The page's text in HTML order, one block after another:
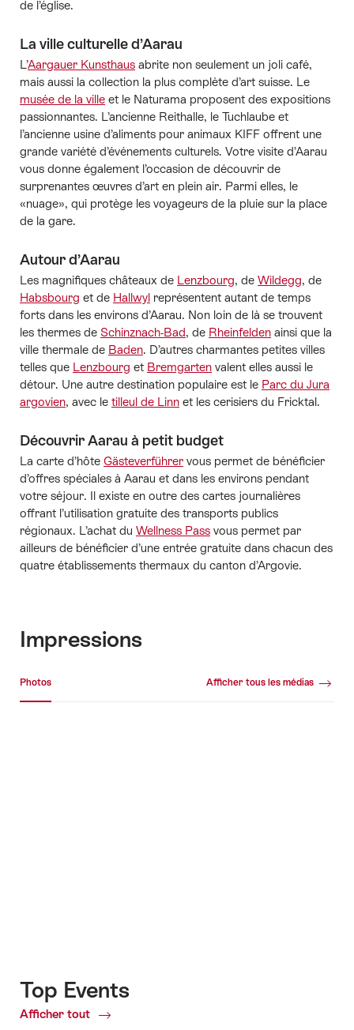
de l’église.
La ville culturelle d’Aarau
L’Aargauer Kunsthaus abrite non seulement un joli café,
mais aussi la collection la plus complète d’art suisse. Le
musée de la ville et le Naturama proposent des expositions
passionnantes. L’ancienne Reithalle, le Tuchlaube et
l’ancienne usine d’aliments pour animaux KIFF offrent une
grande variété d’événements culturels. Votre visite d’Aarau
vous donne également l’occasion de découvrir de
surprenantes œuvres d’art en plein air. Parmi elles, le
«nuage», qui protège les voyageurs de la pluie sur la place
de la gare.
Autour d’Aarau
Les magnifiques châteaux de Lenzbourg, de Wildegg, de
Habsbourg et de Hallwyl représentent autant de temps
forts dans les environs d’Aarau. Non loin de là se trouvent
les thermes de Schinznach-Bad, de Rheinfelden ainsi que la
ville thermale de Baden. D’autres charmantes petites villes
telles que Lenzbourg et Bremgarten valent elles aussi le
détour. Une autre destination populaire est le Parc du Jura
argovien, avec le tilleul de Linn et les cerisiers du Fricktal.
Découvrir Aarau à petit budget
La carte d’hôte Gästeverführer vous permet de bénéficier
d’offres spéciales à Aarau et dans les environs pendant
votre séjour. Il existe en outre des cartes journalières
offrant l’utilisation gratuite des transports publics
régionaux. L’achat du Wellness Pass vous permet par
ailleurs de bénéficier d’une entrée gratuite dans chacun des
quatre établissements thermaux du canton d’Argovie.
Impressions
Photos Afficher tous les médias
Top Events
Afficher tout
Top